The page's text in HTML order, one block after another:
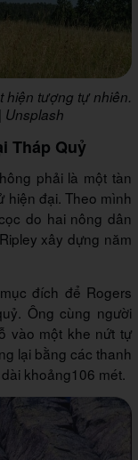
hiện tượng tự nhiên.
Unsplash
Tháp Quỷ
phải là một tàn
hiện đại. Theo mình
do hai nông dân
xây dựng năm
đích để Rogers
Ông cùng người
vào một khe nứt tự
lại bằng các thanh
khoảng106 mét.